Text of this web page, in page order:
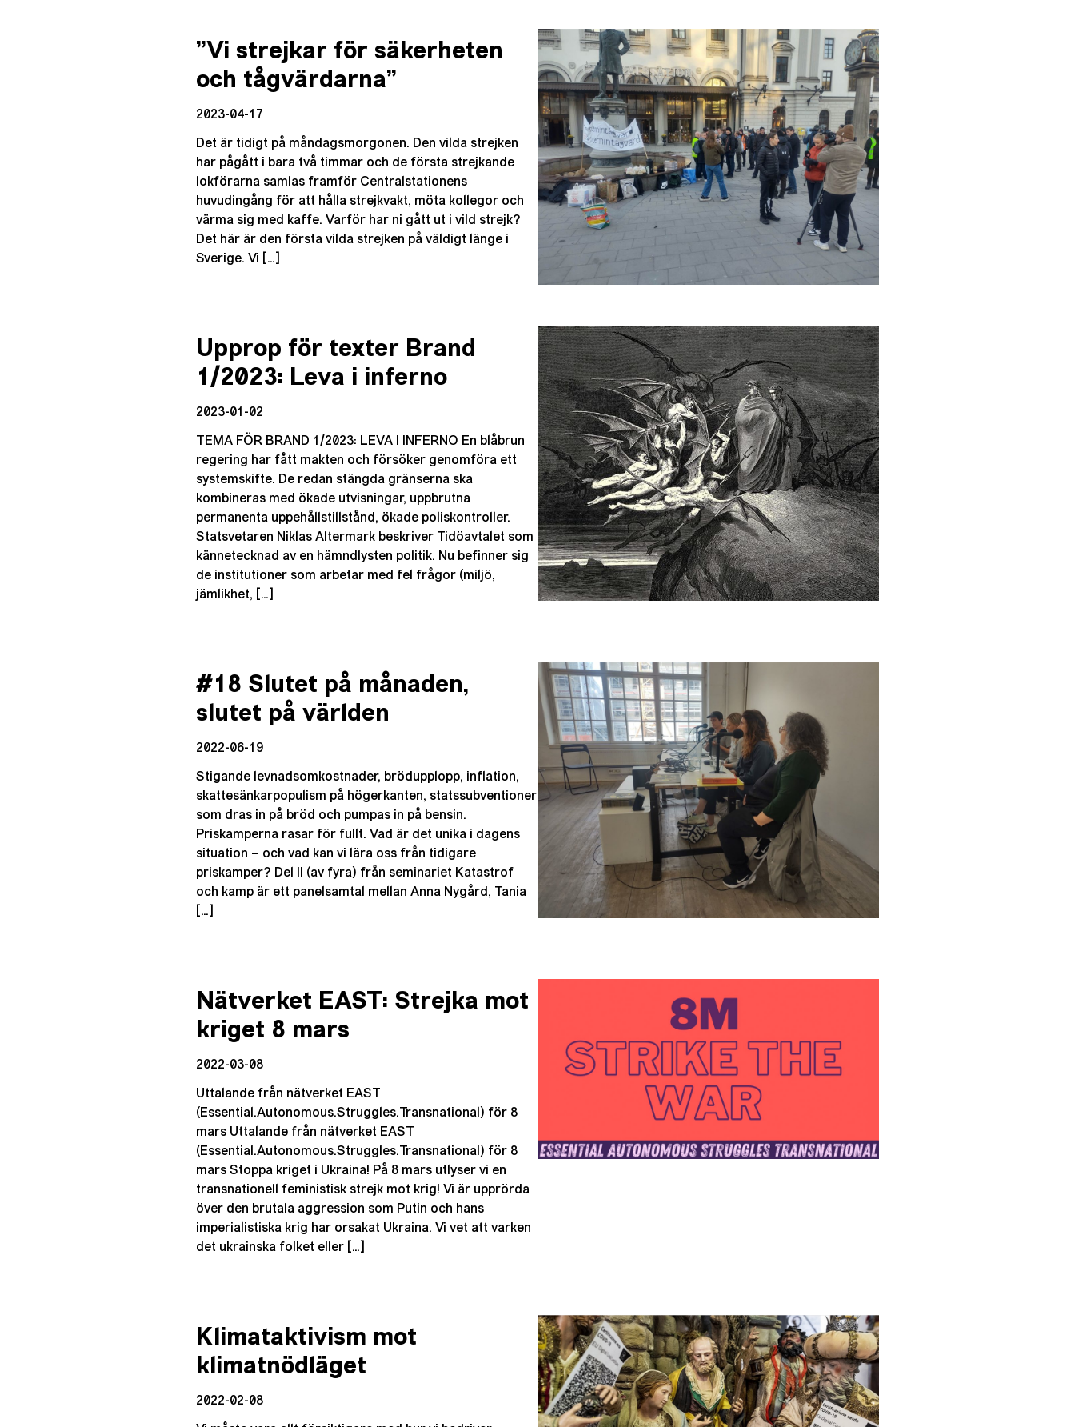
”Vi strejkar för säkerheten
och tågvärdarna”
2023-04-17
Det är tidigt på måndagsmorgonen. Den vilda strejken
har pågått i bara två timmar och de första strejkande
lokförarna samlas framför Centralstationens
huvudingång för att hålla strejkvakt, möta kollegor och
värma sig med kaffe. Varför har ni gått ut i vild strejk?
Det här är den första vilda strejken på väldigt länge i
Sverige. Vi […]
Upprop för texter Brand
1/2023: Leva i inferno
2023-01-02
TEMA FÖR BRAND 1/2023: LEVA I INFERNO En blåbrun
regering har fått makten och försöker genomföra ett
systemskifte. De redan stängda gränserna ska
kombineras med ökade utvisningar, uppbrutna
permanenta uppehållstillstånd, ökade poliskontroller.
Statsvetaren Niklas Altermark beskriver Tidöavtalet som
kännetecknad av en hämndlysten politik. Nu befinner sig
de institutioner som arbetar med fel frågor (miljö,
jämlikhet, […]
#18 Slutet på månaden,
slutet på världen
2022-06-19
Stigande levnadsomkostnader, brödupplopp, inflation,
skattesänkarpopulism på högerkanten, statssubventioner
som dras in på bröd och pumpas in på bensin.
Priskamperna rasar för fullt. Vad är det unika i dagens
situation – och vad kan vi lära oss från tidigare
priskamper? Del II (av fyra) från seminariet Katastrof
och kamp är ett panelsamtal mellan Anna Nygård, Tania
[…]
Nätverket EAST: Strejka mot
kriget 8 mars
2022-03-08
Uttalande från nätverket EAST
(Essential.Autonomous.Struggles.Transnational) för 8
mars Uttalande från nätverket EAST
(Essential.Autonomous.Struggles.Transnational) för 8
mars Stoppa kriget i Ukraina! På 8 mars utlyser vi en
transnationell feministisk strejk mot krig! Vi är upprörda
över den brutala aggression som Putin och hans
imperialistiska krig har orsakat Ukraina. Vi vet att varken
det ukrainska folket eller […]
Klimataktivism mot
klimatnödläget
2022-02-08